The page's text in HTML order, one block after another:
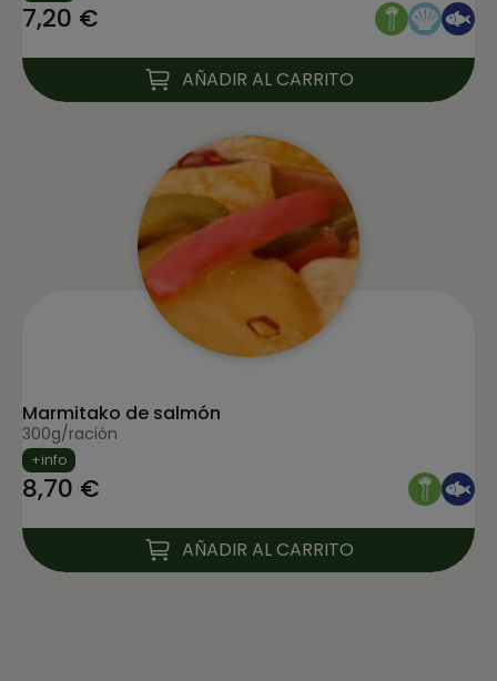
7,20 €
AÑADIR AL CARRITO
Marmitako de salmón
300g/ración
+info
8,70 €
AÑADIR AL CARRITO